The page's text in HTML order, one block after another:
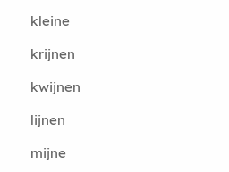
kleine
krijnen
kwijnen
lijnen
mijne